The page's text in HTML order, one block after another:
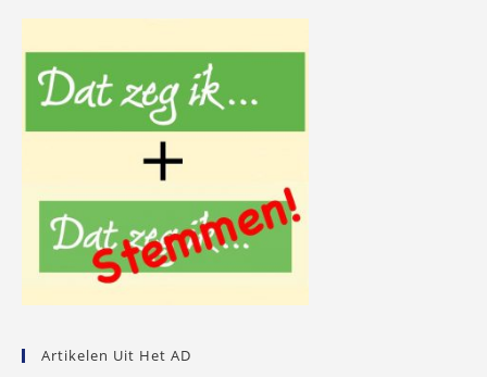
Artikelen Uit Het AD